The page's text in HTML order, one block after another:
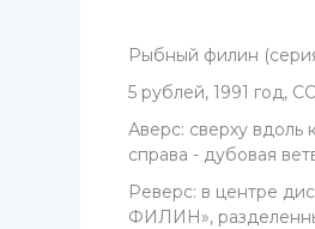
Рыбный филин
5 рублей, 1991 год,
Аверс: сверху
справа - дубовая
Реверс: в центре
ФИЛИН»,